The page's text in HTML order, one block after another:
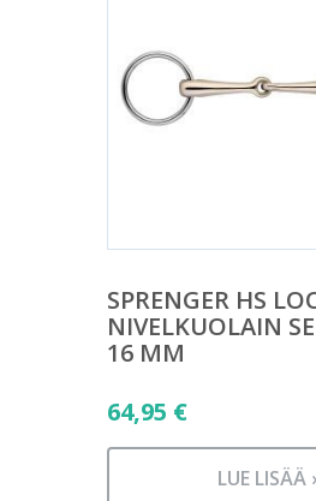
SPRENGER HS
NIVELKUOLAIN
16 MM
64,95 €
LUE LISÄÄ